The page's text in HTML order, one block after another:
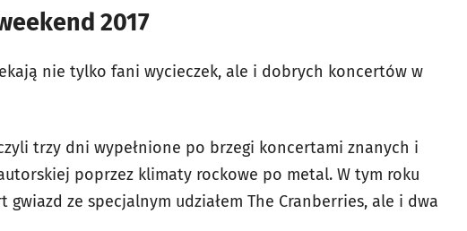
2017
nie tylko fani wycieczek, ale i dobrych koncertów w
trzy dni wypełnione po brzegi koncertami znanych i
poprzez klimaty rockowe po metal. W tym roku
ze specjalnym udziałem The Cranberries, ale i dwa